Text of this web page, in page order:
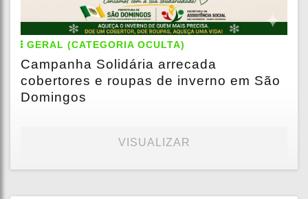
GERAL (CATEGORIA OCULTA)
Campanha Solidária arrecada
cobertores e roupas de inverno em São
Domingos
VISUALIZAR